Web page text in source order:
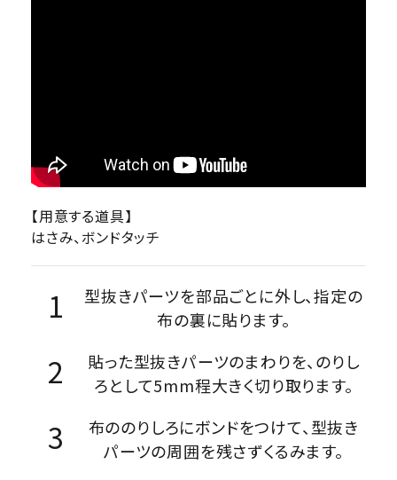
【用意する道具】
はさみ、ボンドタッチ
型抜きパーツを部品ごとに外し、指定の
布の裏に貼ります。
貼った型抜きパーツのまわりを、のりし
ろとして5mm程大きく切り取ります。
布ののりしろにボンドをつけて、型抜き
パーツの周囲を残さずくるみます。